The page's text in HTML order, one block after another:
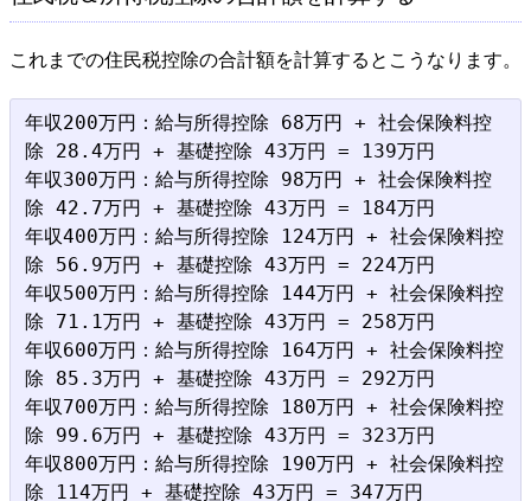
これまでの住民税控除の合計額を計算するとこうなります。
年収200万円：給与所得控除 68万円 + 社会保険料控
除 28.4万円 + 基礎控除 43万円 = 139万円
年収300万円：給与所得控除 98万円 + 社会保険料控
除 42.7万円 + 基礎控除 43万円 = 184万円
年収400万円：給与所得控除 124万円 + 社会保険料控
除 56.9万円 + 基礎控除 43万円 = 224万円
年収500万円：給与所得控除 144万円 + 社会保険料控
除 71.1万円 + 基礎控除 43万円 = 258万円
年収600万円：給与所得控除 164万円 + 社会保険料控
除 85.3万円 + 基礎控除 43万円 = 292万円
年収700万円：給与所得控除 180万円 + 社会保険料控
除 99.6万円 + 基礎控除 43万円 = 323万円
年収800万円：給与所得控除 190万円 + 社会保険料控